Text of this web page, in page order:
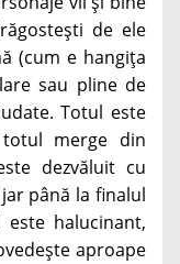
de ele
(cum e hangița
sau pline de
Totul este
merge din
dezvăluit cu
până la finalul
este halucinant,
aproape